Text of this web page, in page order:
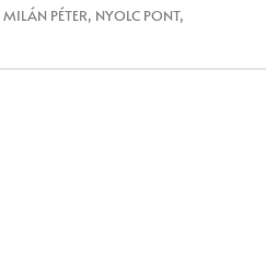
MILÁN PÉTER, NYOLC PONT,